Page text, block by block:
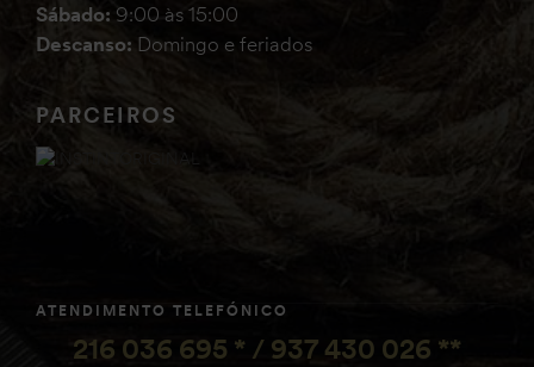
Sábado: 9:00 às 15:00
Descanso: Domingo e feriados
PARCEIROS
ATENDIMENTO TELEFÓNICO
216 036 695 * / 937 430 026 **